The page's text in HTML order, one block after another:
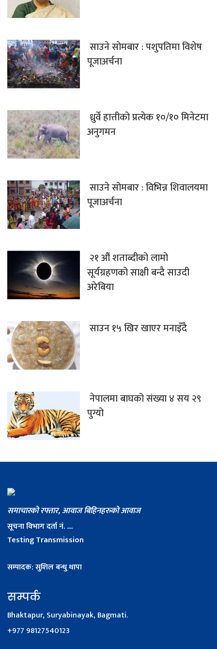
साउने सोमबार : पशुपतिमा विशेष
पूजाअर्चना
ध्रुर्वे हात्तीको प्रत्येक १०/१० मिनेटमा
अनुगमन
साउने सोमबार : विभिन्न शिवालयमा
पूजाअर्चना
२१ औं शताब्दीको लामो
सूर्यग्रहणको साक्षी बन्दै साउदी
अरेबिया
साउन १५ खिर खाएर मनाइँदै
नेपालमा बाघको संख्या ४ सय २९
पुग्यो
समाचारको रफ्तार, आवाज बिहिनहरुको आवाज
सूचना विभाग दर्ता नं. ....
Testing Transmission
सम्पादक: सुशिल बन्धु थापा
सम्पर्क
Bhaktapur, Suryabinayak, Bagmati.
+977 98127540123